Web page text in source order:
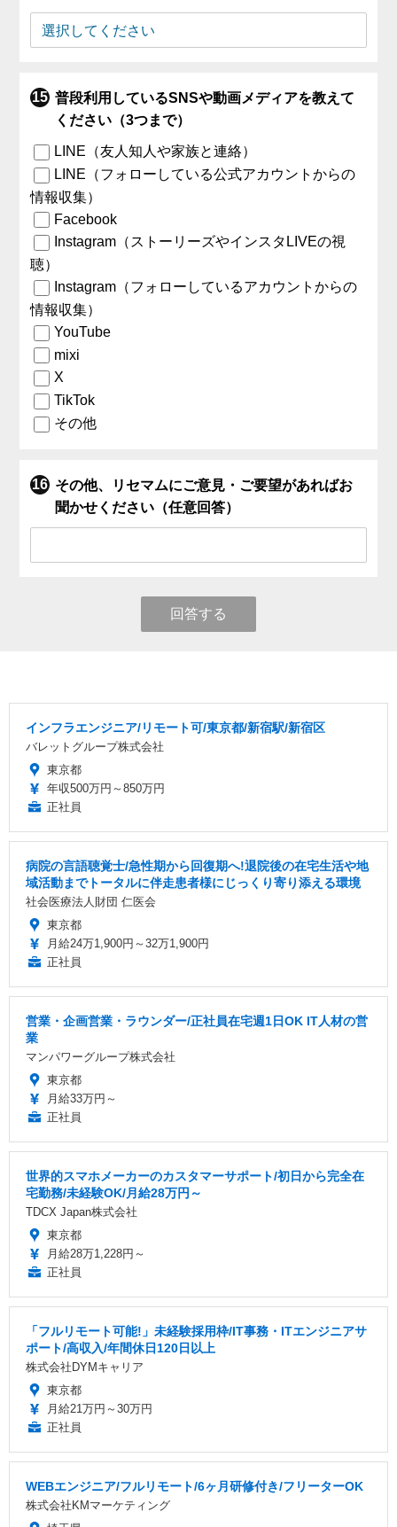
普段利用しているSNSや動画メディアを教えて
ください（3つまで）
LINE（友人知人や家族と連絡）
LINE（フォローしている公式アカウントからの
情報収集）
Facebook
Instagram（ストーリーズやインスタLIVEの視
聴）
Instagram（フォローしているアカウントからの
情報収集）
YouTube
mixi
X
TikTok
その他
その他、リセマムにご意見・ご要望があればお
聞かせください（任意回答）
回答する
インフラエンジニア/リモート可/東京都/新宿駅/新宿区
バレットグループ株式会社
東京都
年収500万円～850万円
正社員
病院の言語聴覚士/急性期から回復期へ!退院後の在宅生活や地
域活動までトータルに伴走患者様にじっくり寄り添える環境
社会医療法人財団 仁医会
東京都
月給24万1,900円～32万1,900円
正社員
営業・企画営業・ラウンダー/正社員在宅週1日OK IT人材の営
業
マンパワーグループ株式会社
東京都
月給33万円～
正社員
世界的スマホメーカーのカスタマーサポート/初日から完全在
宅勤務/未経験OK/月給28万円～
TDCX Japan株式会社
東京都
月給28万1,228円～
正社員
「フルリモート可能!」未経験採用枠/IT事務・ITエンジニアサ
ポート/高収入/年間休日120日以上
株式会社DYMキャリア
東京都
月給21万円～30万円
正社員
WEBエンジニア/フルリモート/6ヶ月研修付き/フリーターOK
株式会社KMマーケティング